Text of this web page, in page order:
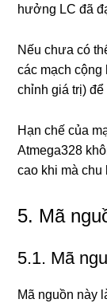
hưởng LC đã
Nếu chưa có
các mạch
chỉnh giá trị) để
Hạn chế của
Atmega328
cao khi mà chu
5. Mã
5.1. Mã
Mã nguồn này